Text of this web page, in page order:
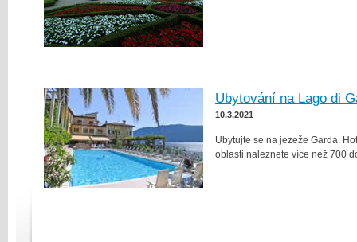
Ubytování na Lago di
10.3.2021
Ubytujte se na jezeže Garda.
oblasti naleznete více než 700